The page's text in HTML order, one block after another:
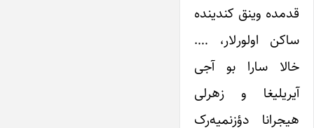
قدمده وینق کندینده
ساکن اولورلار، ….
خالا سارا بو آجی
آیریلیغا و زهرلی
هیجرانا دؤزنمیه‌رک